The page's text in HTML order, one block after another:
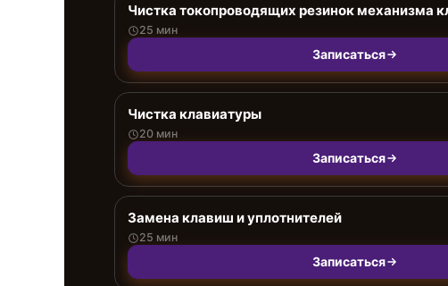
Чистка токопроводящих резинок механизма
25 мин
Записаться
Чистка клавиатуры
20 мин
Записаться
Замена клавиш и уплотнителей
25 мин
Записаться